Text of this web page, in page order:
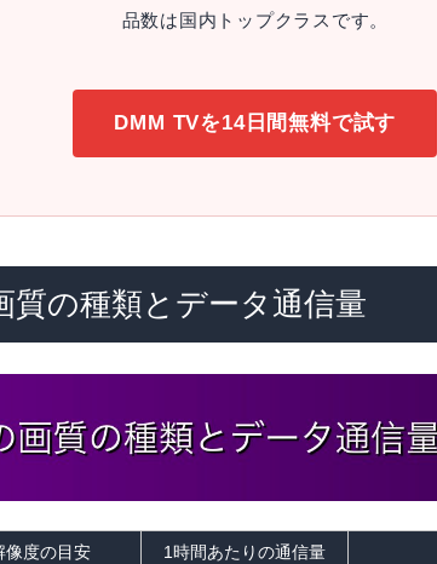
品数は国内トップクラスです。
DMM TVを14日間無料で試す
質の種類とデータ通信量
像度の目安 1時間あたりの通信量